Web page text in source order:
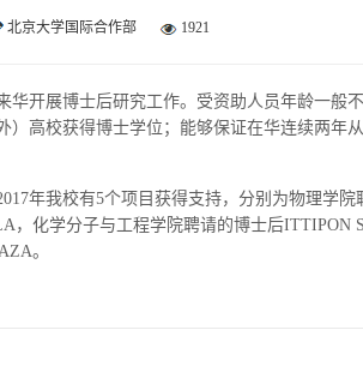
北京大学国际合作部 1921
开展博士后研究工作。受资助人员年龄一般
）高校获得博士学位；能够保证在华连续两年
年我校有5个项目获得支持，分别为物理学院
，化学分子与工程学院聘请的博士后ITTIPON
。